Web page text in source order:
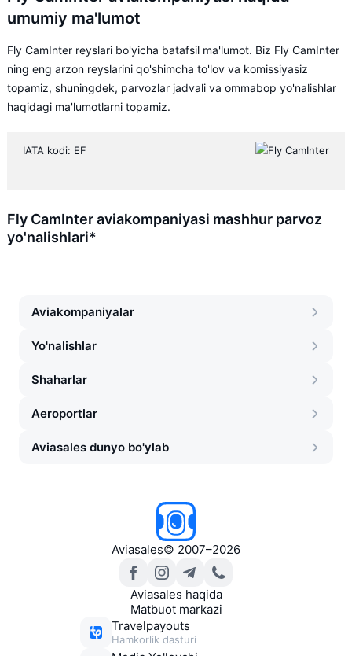
umumiy ma'lumot
Fly CamInter reyslari bo'yicha batafsil ma'lumot. Biz Fly CamInter
ning eng arzon reyslarini qo'shimcha to'lov va komissiyasiz
topamiz, shuningdek, parvozlar jadvali va ommabop yo'nalishlar
haqidagi ma'lumotlarni topamiz.
IATA kodi: EF
Fly CamInter aviakompaniyasi mashhur parvoz
yo'nalishlari*
Aviakompaniyalar
Yo'nalishlar
Shaharlar
Aeroportlar
Aviasales dunyo bo'ylab
Aviasales© 2007–2026
Aviasales haqida
Matbuot markazi
Travelpayouts
Hamkorlik dasturi